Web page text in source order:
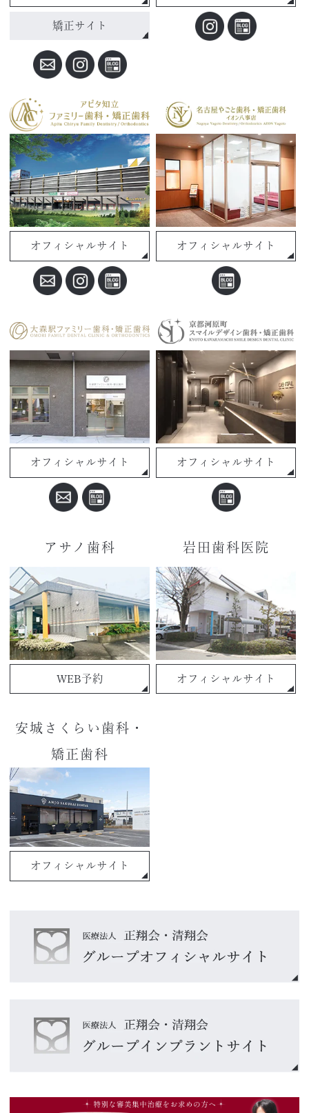
矯正サイト
オフィシャルサイト オフィシャルサイト
オフィシャルサイト オフィシャルサイト
アサノ歯科
WEB予約
岩田歯科医院
オフィシャルサイト
安城さくらい歯科・
矯正歯科
オフィシャルサイト